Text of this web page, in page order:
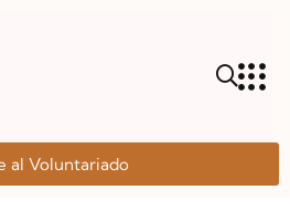
al Voluntariado